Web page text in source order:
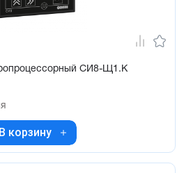
СИ8-Щ1.К
В корзину